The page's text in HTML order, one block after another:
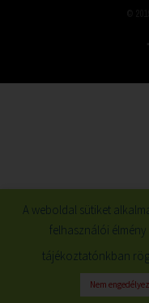
A weboldal sütiket
felhasználói
tájékoztatónkban
Nem